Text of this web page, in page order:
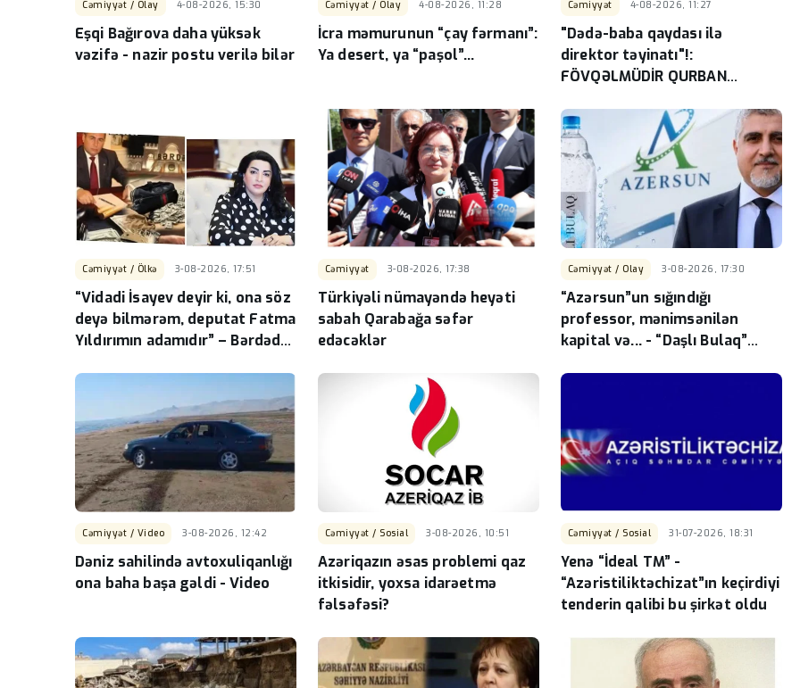
Cəmiyyət / Olay 4-08-2026, 15:30
Eşqi Bağırova daha yüksək
vəzifə - nazir postu verilə bilər
Cəmiyyət / Olay 4-08-2026, 11:28
İcra məmurunun “çay fərmanı”:
Ya desert, ya “paşol”…
Cəmiyyət 4-08-2026, 11:27
"Dədə-baba qaydası ilə
direktor təyinatı"!:
FÖVQƏLMÜDİR QURBAN
Cəmiyyət / Ölkə 3-08-2026, 17:51
“Vidadi İsayev deyir ki, ona söz
deyə bilmərəm, deputat Fatma
Yıldırımın adamıdır” – Bərdədə
Cəmiyyət 3-08-2026, 17:38
Türkiyəli nümayəndə heyəti
sabah Qarabağa səfər
edəcəklər
Cəmiyyət / Olay 3-08-2026, 17:30
“Azərsun”un sığındığı
professor, mənimsənilən
kapital və... - “Daşlı Bulaq”
şübhəli əməliyyat
Cəmiyyət / Video 3-08-2026, 12:42
Dəniz sahilində avtoxuliqanlığı
ona baha başa gəldi - Video
Cəmiyyət / Sosial 3-08-2026, 10:51
Azəriqazın əsas problemi qaz
itkisidir, yoxsa idarəetmə
fəlsəfəsi?
Cəmiyyət / Sosial 31-07-2026, 18:31
Yenə “İdeal TM” -
“Azəristiliktəchizat”ın keçirdiyi
tenderin qalibi bu şirkət oldu
DGK aparat rəhbəri Kənan
Əsədov 2025-ci ilin sənədlərinə
2026-cı ilin qaydaları ilə
yanaşır? -İDDİA
saxlanıldı-